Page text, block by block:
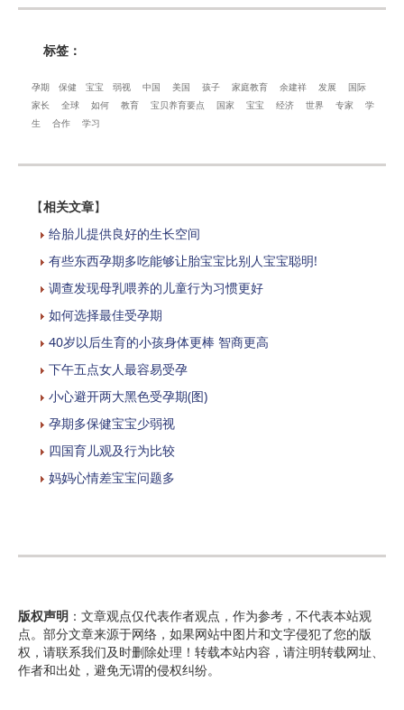
标签：
孕期 保健 宝宝 弱视 中国 美国 孩子 家庭教育 余建祥 发展
国际
家长
全球 如何 教育 宝贝养育要点 国家 宝宝 经济 世界 专家
学
生
合作 学习
【相关文章】
给胎儿提供良好的生长空间
有些东西孕期多吃能够让胎宝宝比别人宝宝聪明!
调查发现母乳喂养的儿童行为习惯更好
如何选择最佳受孕期
40岁以后生育的小孩身体更棒 智商更高
下午五点女人最容易受孕
小心避开两大黑色受孕期(图)
孕期多保健宝宝少弱视
四国育儿观及行为比较
妈妈心情差宝宝问题多
版权声明 ：文章观点仅代表作者观点，作为参考，不代表本站观
点。部分文章来源于网络，如果网站中图片和文字侵犯了您的版
权，请联系我们及时删除处理！转载本站内容，请注明转载网址、
作者和出处，避免无谓的侵权纠纷。